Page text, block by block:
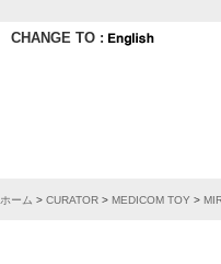
CHANGE TO :
ホーム > CURATOR > MEDICOM TOY >